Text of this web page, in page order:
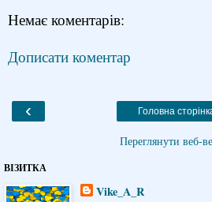
Немає коментарів:
Дописати коментар
‹ Головна
Переглянути веб-
ВІЗИТКА
Vike_A_R